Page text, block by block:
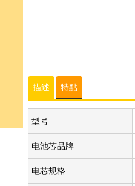
描述 特點
型号
电池芯品牌
电芯规格